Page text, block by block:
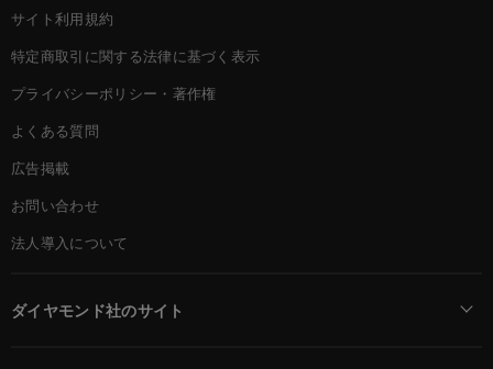
サイト利用規約
特定商取引に関する法律に基づく表示
プライバシーポリシー・著作権
よくある質問
広告掲載
お問い合わせ
法人導入について
ダイヤモンド社のサイト